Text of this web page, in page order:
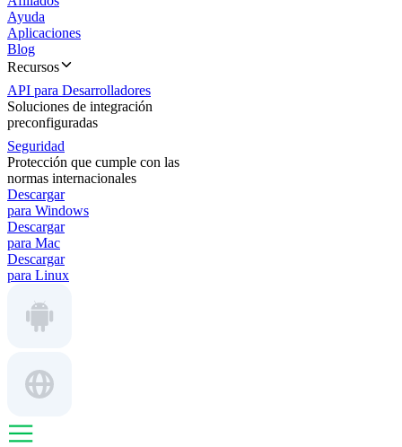
Ayuda
Aplicaciones
Blog
Recursos
API para Desarrolladores
Soluciones de integración
preconfiguradas
Seguridad
Protección que cumple con las
normas internacionales
Descargar
para Windows
Descargar
para Mac
Descargar
para Linux